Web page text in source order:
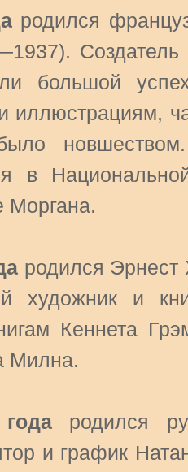
родился
Создатель
большой
в
Моргана.
родился
художник и
Кеннета
Милна.
родился
и график